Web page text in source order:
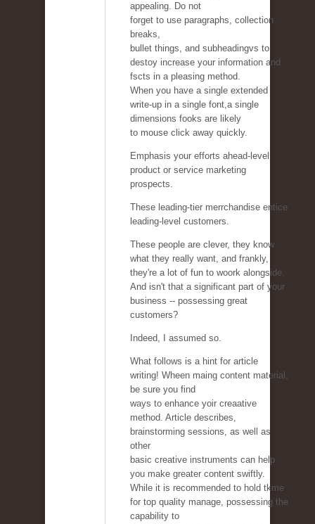
appealing. Do not
forget to use paragraphs, collection
breaks,
bullet things, and subheadingvs to
destoy increase your information and
fscts in a pleasing method.
When you have a single extended
write-up in a single font,a single
dimensions fooks are likely
to mouse click away quickly.
Emphasis your efforts ahead-level
product or service marketing
prospects.
These leading-tier merrchandise entice
leading-level customers.
These people are clever, they know
what they really want, and frankly,
they're a lot of fun to woork alongside.
And isn't that a significant part of your
business -- possessing great
customers?
Indeed, I assumed so.
What follows is a hint for article
writing! Wheen maing content material,
be sure you find
ways to enhance yoir creaative
method. Article describes,
brainstorming sessions, as well as
other
basic creative instruments can help
you make greater content swiftly.
While it is recommended to hold tkme
for top quality manage, possessing the
capability to